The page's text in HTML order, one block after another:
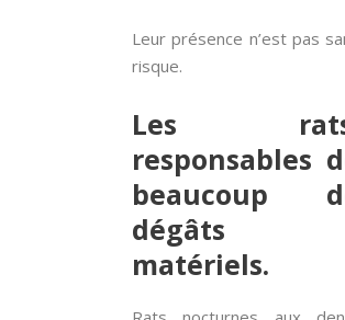
Leur présence n’est pas
risque.
Les
responsables
beaucoup
dégâts
matériels.